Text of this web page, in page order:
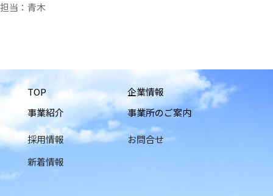
担当：青木
TOP
企業情報
事業紹介
事業所のご案内
採用情報
お問合せ
新着情報